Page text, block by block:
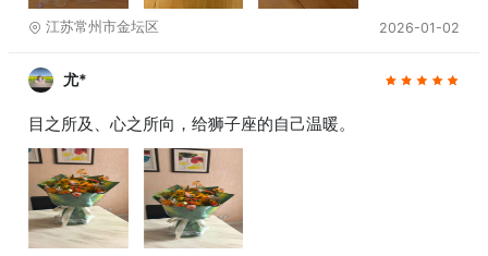
江苏常州市金坛区 2026-01-02
尤*
目之所及、心之所向，给狮子座的自己温暖。